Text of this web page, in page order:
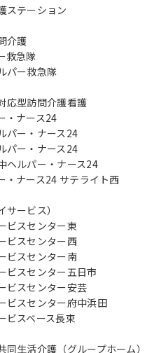
ステーション
介護
救急隊
パー救急隊
応型訪問介護看護
・ナース24
パー・ナース24
パー・ナース24
ヘルパー・ナース24
・ナース24 サテライト西
ービス）
ビスセンター東
ビスセンター西
ビスセンター南
ビスセンター五日市
ビスセンター安芸
ビスセンター府中浜田
ビスベース長束
生活介護（グループホーム）